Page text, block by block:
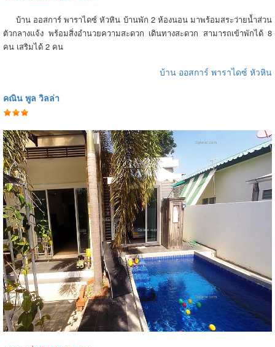
บ้าน ออสการ์ พาราไดซ์ หัวหิน บ้านพัก 2 ห้องนอน มาพร้อมสระว่ายน้ำส่วน
ตัวกลางแจ้ง พร้อมสิ่งอำนวยความสะดวก เดินทางสะดวก สามารถเข้าพักได้ 8
คน เสริมได้ 2 คน
บ้าน ออสการ์ พาราไดซ์ หัวหิน
คณิน พูล วิลล่า